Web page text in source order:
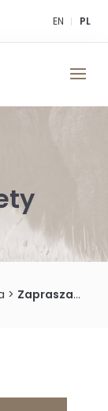
EN PL
> Zapraszamy do wypełnienia ankiety